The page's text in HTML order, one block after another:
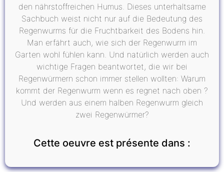
den nährstoffreichen Humus. Dieses unterhaltsame
Sachbuch weist nicht nur auf die Bedeutung des
Regenwurms für die Fruchtbarkeit des Bodens hin.
Man erfährt auch, wie sich der Regenwurm im
Garten wohl fühlen kann. Und natürlich werden auch
wichtige Fragen beantwortet, die wir bei
Regenwürmern schon immer stellen wollten: Warum
kommt der Regenwurm wenn es regnet nach oben ?
Und werden aus einem halben Regenwurm gleich
zwei Regenwürmer?
Cette oeuvre est présente dans :